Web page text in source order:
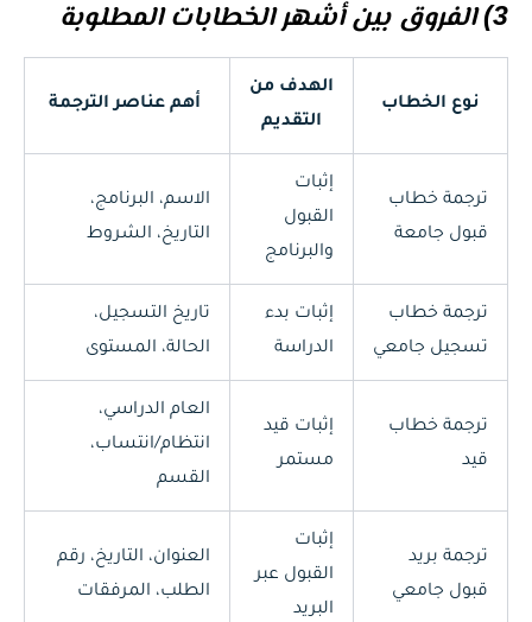
3) الفروق بين أشهر الخطابات المطلوبة
نوع الخطاب
الهدف من
التقديم
أهم عناصر الترجمة
ترجمة خطاب
قبول جامعة
إثبات
القبول
والبرنامج
الاسم، البرنامج،
التاريخ، الشروط
ترجمة خطاب
تسجيل جامعي
إثبات بدء
الدراسة
تاريخ التسجيل،
الحالة، المستوى
ترجمة خطاب
قيد
إثبات قيد
مستمر
العام الدراسي،
انتظام/انتساب،
القسم
ترجمة بريد
قبول جامعي
إثبات
القبول عبر
البريد
العنوان، التاريخ، رقم
الطلب، المرفقات